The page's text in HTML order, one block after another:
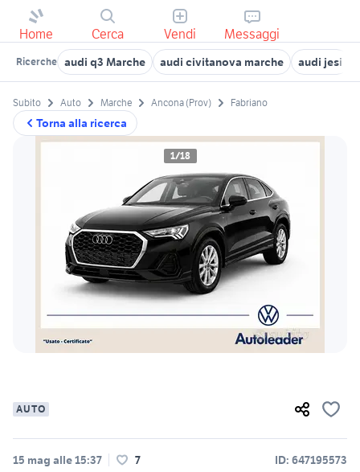
Home Cerca Vendi Messaggi
Ricerche audi q3 Marche audi civitanova marche audi jesi
Torna alla ricerca
Subito Auto Marche Ancona (Prov) Fabriano
1/18
AUTO
15 mag alle 15:37 7 ID: 647195573